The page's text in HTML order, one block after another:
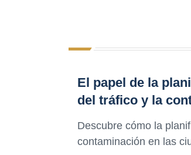
El papel de la
del tráfico y la
Descubre cómo la
contaminación en las